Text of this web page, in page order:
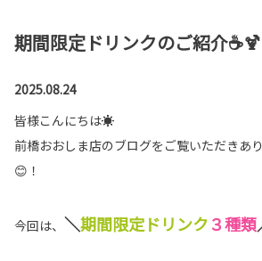
期間限定ドリンクのご紹介☕🍹
2025.08.24
皆様こんにちは☀
前橋おおしま店のブログをご覧いただきあ
😊！
今回は、 ＼期間限定ドリンク３種類